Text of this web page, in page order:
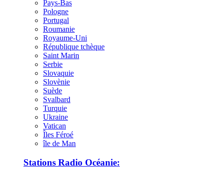
Pays-Bas
Pologne
Portugal
Roumanie
Royaume-Uni
République tchèque
Saint Marin
Serbie
Slovaquie
Slovènie
Suède
Svalbard
Turquie
Ukraine
Vatican
Îles Féroé
île de Man
Stations Radio Océanie: